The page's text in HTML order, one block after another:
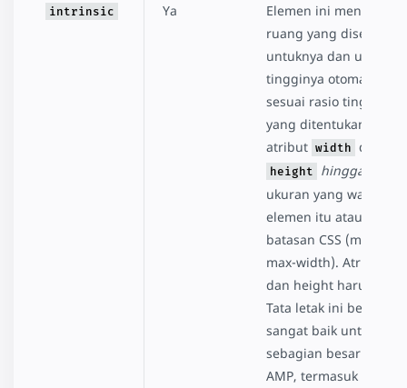
intrinsic Ya
Elemen ini menempati
ruang yang disediakan
untuknya dan ukuran
tingginya otomatis
sesuai rasio tinggi
yang ditentukan oleh
atribut width dan
height hingga
ukuran yang wajar
elemen itu atau
batasan CSS (misalnya
max-width). Atribut
dan height harus ada.
Tata letak ini berfungsi
sangat baik untuk
sebagian besar
AMP, termasuk